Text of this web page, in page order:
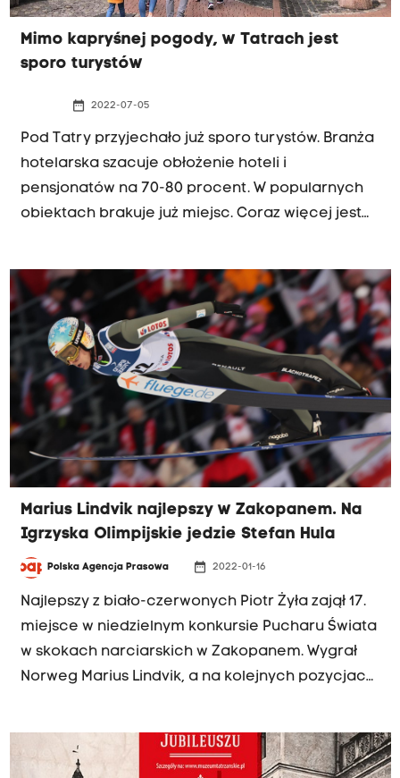
Mimo kapryśnej pogody, w Tatrach jest
sporo turystów
date_range 2022-07-05
Pod Tatry przyjechało już sporo turystów. Branża
hotelarska szacuje obłożenie hoteli i
pensjonatów na 70-80 procent. W popularnych
obiektach brakuje już miejsc. Coraz więcej jest
Marius Lindvik najlepszy w Zakopanem. Na
Igrzyska Olimpijskie jedzie Stefan Hula
Polska Agencja Prasowa date_range 2022-01-16
Najlepszy z biało-czerwonych Piotr Żyła zajął 17.
miejsce w niedzielnym konkursie Pucharu Świata
w skokach narciarskich w Zakopanem. Wygrał
Norweg Marius Lindvik, a na kolejnych pozycjach